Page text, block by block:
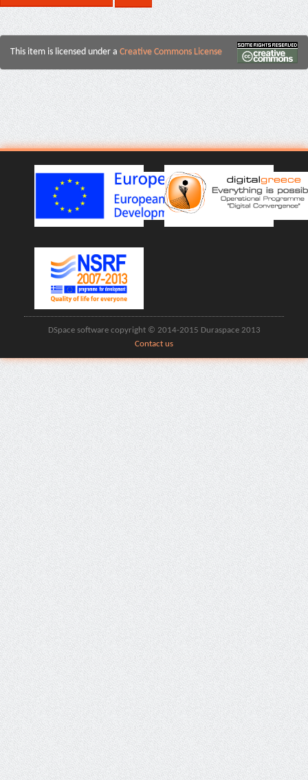
This item is licensed under a Creative Commons License
DSpace software copyright © 2014-2015 Duraspace 2013
Contact us